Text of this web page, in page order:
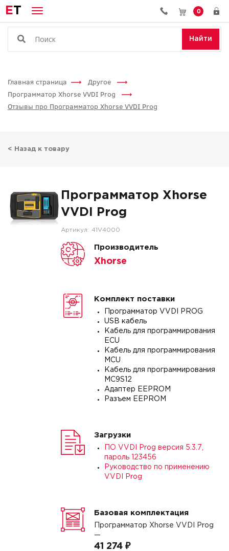
ET 0
Найти
Главная страница
Другое
Программатор Xhorse VVDI Prog
Отзывы про Программатор Xhorse VVDI Prog
< Назад к товару
Программатор Xhorse
VVDI Prog
Артикул: 41V4000
Производитель
Xhorse
Комплект поставки
Программатор VVDI PROG
USB кабель
Кабель для программирования
ECU
Кабель для программирования
MCU
Кабель для программирования
MC9S12
Адаптер EEPROM
Разъем EEPROM
Загрузки
ПО VVDI Prog версия 5.3.7,
пароль 123456
Руководство по применению
VVDI Prog
Базовая комплектация
Программатор Xhorse VVDI Prog
—
41 274 ₽